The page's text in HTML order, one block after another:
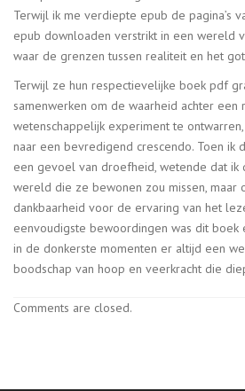
Terwijl ik me verdiepte epub de pagina’s
epub downloaden verstrikt in een wereld
waar de grenzen tussen realiteit en het
Terwijl ze hun respectievelijke boek pdf
samenwerken om de waarheid achter een
wetenschappelijk experiment te
naar een bevredigend crescendo. Toen ik
een gevoel van droefheid, wetende dat ik
wereld die ze bewonen zou missen, maar
dankbaarheid voor de ervaring van het
eenvoudigste bewoordingen was dit boek
in de donkerste momenten er altijd een
boodschap van hoop en veerkracht die
Comments are closed.